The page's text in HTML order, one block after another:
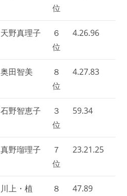
位
天野真理子
６
位
4.26.96
奥田智美
８
位
4.27.83
石野智恵子
３
位
59.34
真野瑠理子
７
位
23.21.25
川上・植
８
47.89